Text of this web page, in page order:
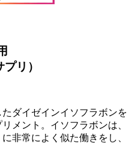
リ）
ダイゼインイソフラボンを
メント。イソフラボンは、
非常によく似た働きをし、